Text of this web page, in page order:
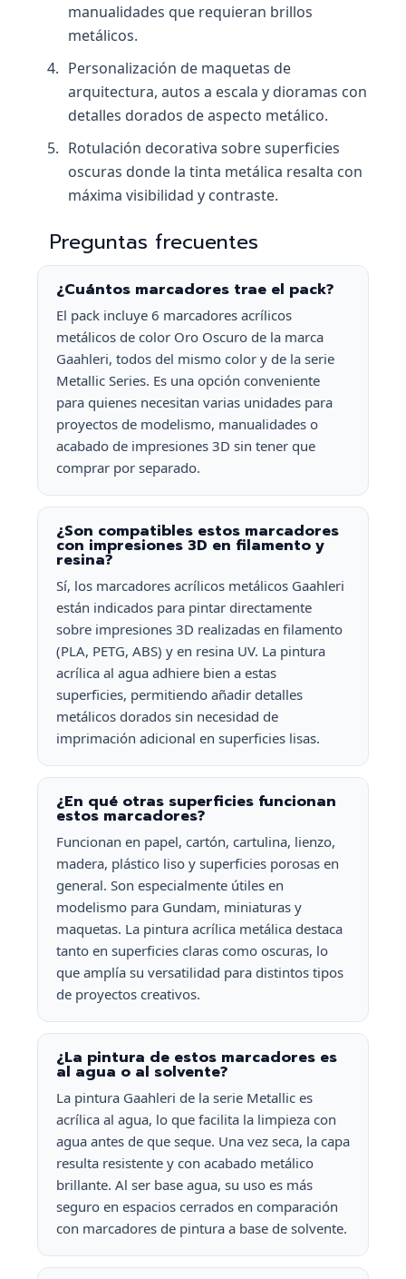
manualidades que requieran brillos
metálicos.
Personalización de maquetas de
arquitectura, autos a escala y dioramas con
detalles dorados de aspecto metálico.
Rotulación decorativa sobre superficies
oscuras donde la tinta metálica resalta con
máxima visibilidad y contraste.
Preguntas frecuentes
¿Cuántos marcadores trae el pack?
El pack incluye 6 marcadores acrílicos
metálicos de color Oro Oscuro de la marca
Gaahleri, todos del mismo color y de la serie
Metallic Series. Es una opción conveniente
para quienes necesitan varias unidades para
proyectos de modelismo, manualidades o
acabado de impresiones 3D sin tener que
comprar por separado.
¿Son compatibles estos marcadores
con impresiones 3D en filamento y
resina?
Sí, los marcadores acrílicos metálicos Gaahleri
están indicados para pintar directamente
sobre impresiones 3D realizadas en filamento
(PLA, PETG, ABS) y en resina UV. La pintura
acrílica al agua adhiere bien a estas
superficies, permitiendo añadir detalles
metálicos dorados sin necesidad de
imprimación adicional en superficies lisas.
¿En qué otras superficies funcionan
estos marcadores?
Funcionan en papel, cartón, cartulina, lienzo,
madera, plástico liso y superficies porosas en
general. Son especialmente útiles en
modelismo para Gundam, miniaturas y
maquetas. La pintura acrílica metálica destaca
tanto en superficies claras como oscuras, lo
que amplía su versatilidad para distintos tipos
de proyectos creativos.
¿La pintura de estos marcadores es
al agua o al solvente?
La pintura Gaahleri de la serie Metallic es
acrílica al agua, lo que facilita la limpieza con
agua antes de que seque. Una vez seca, la capa
resulta resistente y con acabado metálico
brillante. Al ser base agua, su uso es más
seguro en espacios cerrados en comparación
con marcadores de pintura a base de solvente.